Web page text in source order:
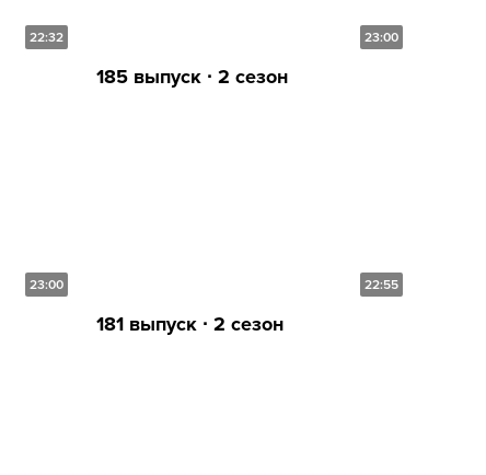
22:32 23:00
185 выпуск ∙ 2 сезон
23:00 22:55
181 выпуск ∙ 2 сезон